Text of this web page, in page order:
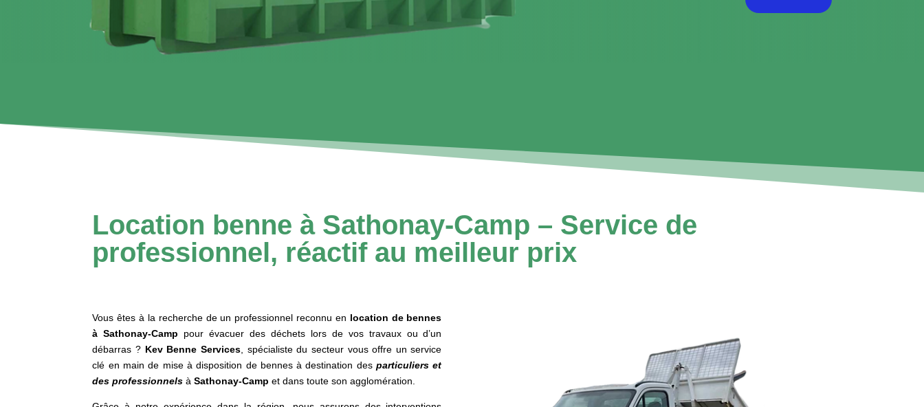
Location benne à Sathonay-Camp – Service de
professionnel, réactif au meilleur prix
Vous êtes à la recherche de un professionnel reconnu en location de bennes
à Sathonay-Camp pour évacuer des déchets lors de vos travaux ou d’un
débarras ? Kev Benne Services, spécialiste du secteur vous offre un service
clé en main de mise à disposition de bennes à destination desparticuliers et
des professionnels àSathonay-Camp et dans toute son agglomération.